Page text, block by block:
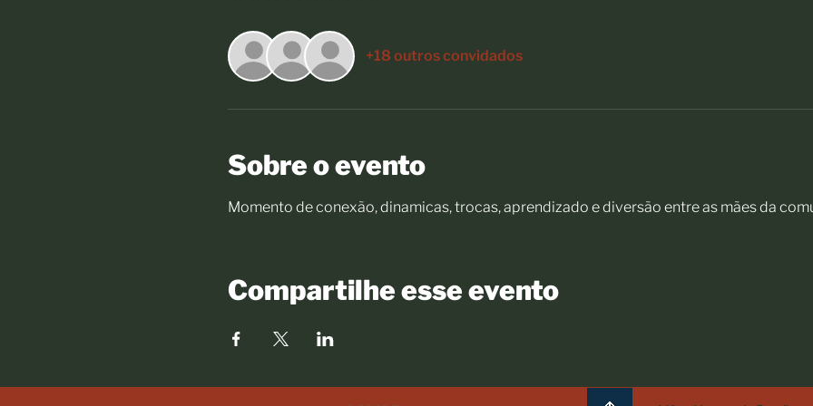
+18 outros convidados
Sobre o evento
Momento de conexão, dinamicas, trocas, aprendizado e diversão entre as mães da
Compartilhe esse evento